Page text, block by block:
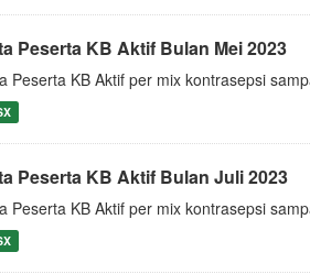
Peserta KB Aktif Bulan Mei 2023
Peserta KB Aktif per mix kontrasepsi
Peserta KB Aktif Bulan Juli 2023
Peserta KB Aktif per mix kontrasepsi